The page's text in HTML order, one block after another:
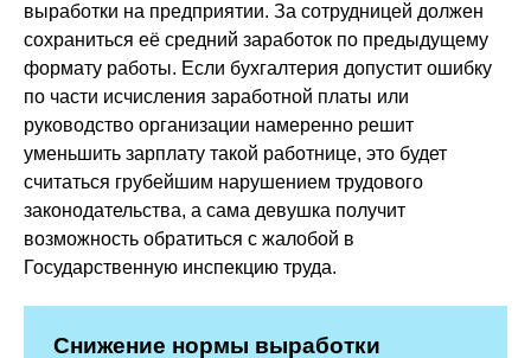
выработки на предприятии. За сотрудницей должен
сохраниться её средний заработок по предыдущему
формату работы. Если бухгалтерия допустит ошибку
по части исчисления заработной платы или
руководство организации намеренно решит
уменьшить зарплату такой работнице, это будет
считаться грубейшим нарушением трудового
законодательства, а сама девушка получит
возможность обратиться с жалобой в
Государственную инспекцию труда.
Снижение нормы выработки